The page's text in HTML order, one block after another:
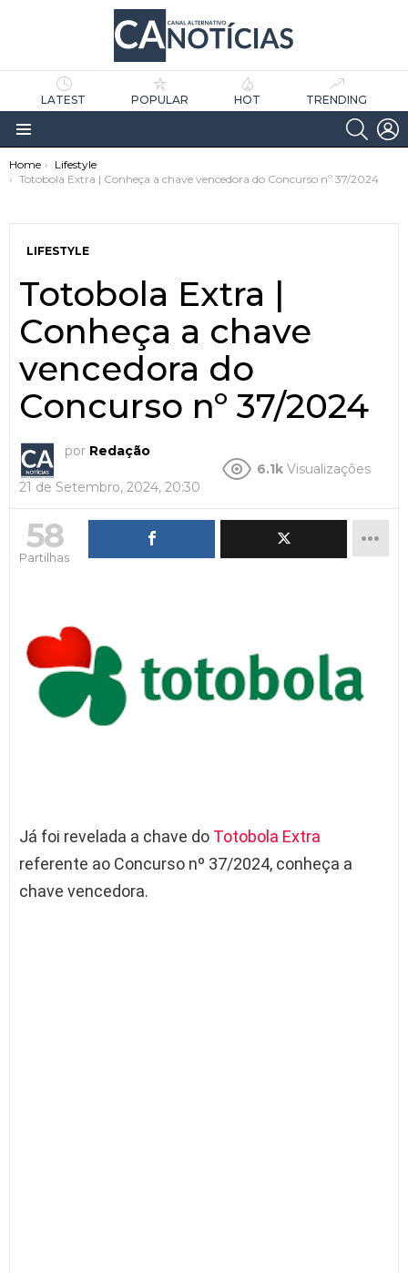
LATEST POPULAR HOT TRENDING
Menu
You are here:
Home
Lifestyle
Totobola Extra | Conheça a chave vencedora do Concurso nº 37/2024
LIFESTYLE
Totobola Extra |
Conheça a chave
vencedora do
Concurso nº 37/2024
por Redação
21 de Setembro, 2024, 20:30
6.1k Visualizações
58
Partilhas
Já foi revelada a chave do Totobola Extra
referente ao Concurso nº 37/2024, conheça a
chave vencedora.